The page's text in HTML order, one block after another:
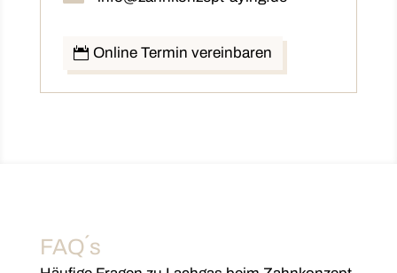
Online Termin vereinbaren
FAQ´s